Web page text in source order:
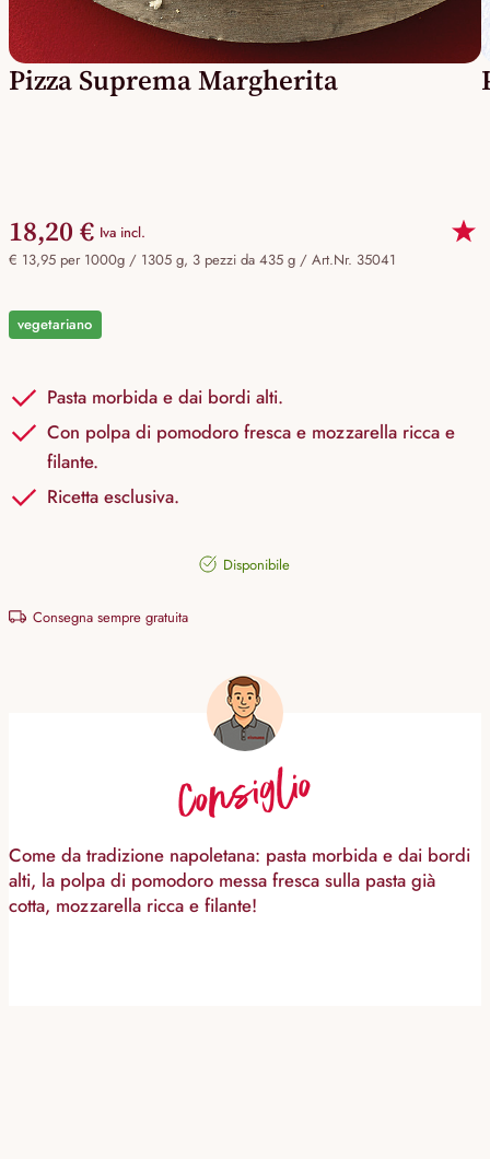
Pizza Suprema Margherita
18,20 € Iva incl.
€ 13,95 per 1000g / 1305 g, 3 pezzi da 435 g / Art.Nr. 35041
vegetariano
Pasta morbida e dai bordi alti.
Con polpa di pomodoro fresca e mozzarella ricca e
filante.
Ricetta esclusiva.
Disponibile
Consegna sempre gratuita
Consiglio
Come da tradizione napoletana: pasta morbida e dai bordi
alti, la polpa di pomodoro messa fresca sulla pasta già
cotta, mozzarella ricca e filante!